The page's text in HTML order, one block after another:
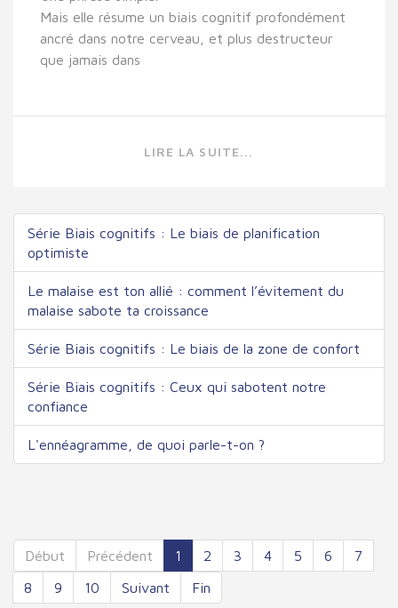
Mais elle résume un biais cognitif profondément
ancré dans notre cerveau, et plus destructeur
que jamais dans
LIRE LA SUITE...
Série Biais cognitifs : Le biais de planification
optimiste
Le malaise est ton allié : comment l’évitement du
malaise sabote ta croissance
Série Biais cognitifs : Le biais de la zone de confort
Série Biais cognitifs : Ceux qui sabotent notre
confiance
L'ennéagramme, de quoi parle-t-on ?
Début Précédent 1 2 3 4 5 6
7
8
9 10 Suivant Fin